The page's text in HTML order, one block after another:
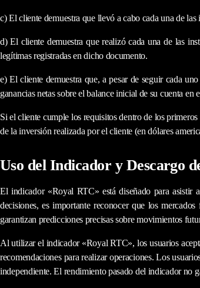
c) El cliente demuestra que llevó a cabo cada una de
d) El cliente demuestra que realizó cada una de las
legítimas registradas en dicho documento.
e) El cliente demuestra que, a pesar de seguir cada
ganancias netas sobre el balance inicial de su cuenta
Si el cliente cumple los requisitos dentro de los
de la inversión realizada por el cliente (en dólares
Uso del Indicador y Descargo
El indicador «Royal RTC» está diseñado para asistir
decisiones, es importante reconocer que los
garantizan predicciones precisas sobre movimientos
Al utilizar el indicador «Royal RTC», los usuarios
recomendaciones para realizar operaciones. Los
independiente. El rendimiento pasado del indicador no